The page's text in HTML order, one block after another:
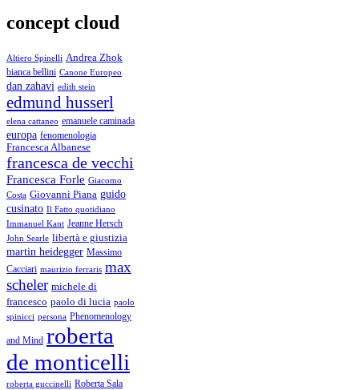
concept cloud
Altiero Spinelli Andrea Zhok
bianca bellini Canone Europeo
dan zahavi edith stein
edmund husserl
elena cattaneo emanuele caminada
europa fenomenologia
Francesca Albanese
francesca de vecchi
Francesca Forle Giacomo
Costa Giovanni Piana guido
cusinato Il Fatto quotidiano
Immanuel Kant Jeanne Hersch
John Searle libertà e giustizia
martin heidegger Massimo
Cacciari maurizio ferraris max
scheler michele di
francesco paolo di lucia paolo
spinicci persona Phenomenology
and Mind roberta
de monticelli
roberta guccinelli Roberta Sala